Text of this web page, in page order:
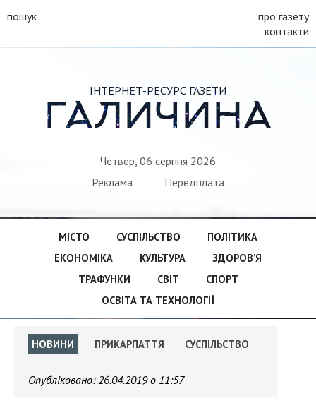
пошук
про газету
контакти
ІНТЕРНЕТ-РЕСУРС ГАЗЕТИ
ГАЛИЧИНА
Четвер, 06 серпня 2026
Реклама
Передплата
МІСТО СУСПІЛЬСТВО
ПОЛІТИКА
ЕКОНОМІКА
КУЛЬТУРА
ЗДОРОВ’Я
ТРАФУНКИ
СВІТ
СПОРТ
ОСВІТА ТА ТЕХНОЛОГІЇ
НОВИНИ ПРИКАРПАТТЯ СУСПІЛЬСТВО
Опубліковано:26.04.2019 о 11:57